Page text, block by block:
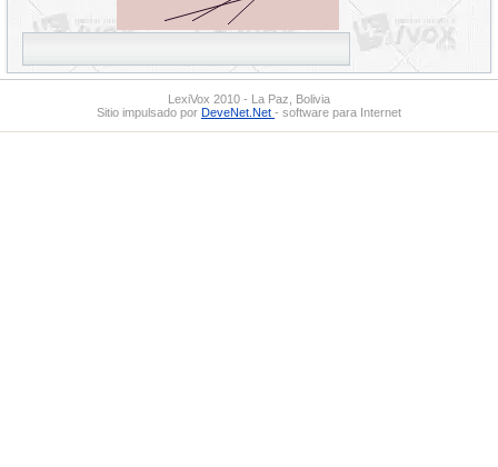
LexiVox 2010 - La Paz, Bolivia
Sitio impulsado por DeveNet.Net - software para Internet